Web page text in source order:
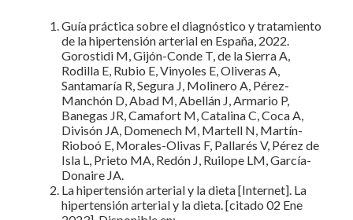
Guía práctica sobre el diagnóstico y tratamiento
de la hipertensión arterial en España, 2022.
Gorostidi M, Gijón-Conde T, de la Sierra A,
Rodilla E, Rubio E, Vinyoles E, Oliveras A,
Santamaría R, Segura J, Molinero A, Pérez-
Manchón D, Abad M, Abellán J, Armario P,
Banegas JR, Camafort M, Catalina C, Coca A,
Divisón JA, Domenech M, Martell N, Martín-
Rioboó E, Morales-Olivas F, Pallarés V, Pérez de
Isla L, Prieto MA, Redón J, Ruilope LM, García-
Donaire JA.
La hipertensión arterial y la dieta [Internet]. La
hipertensión arterial y la dieta. [citado 02 Ene